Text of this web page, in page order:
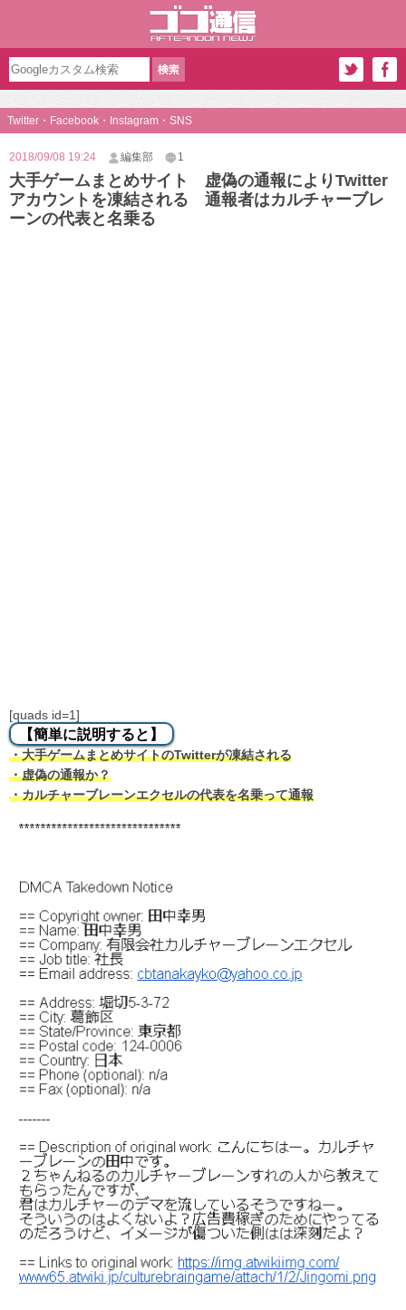
Twitter・Facebook・Instagram・SNS
2018/09/08 19:24 編集部 1
大手ゲームまとめサイト 虚偽の通報によりTwitter
アカウントを凍結される 通報者はカルチャーブレ
ーンの代表と名乗る
[quads id=1]
【簡単に説明すると】
・大手ゲームまとめサイトのTwitterが凍結される
・虚偽の通報か？
・カルチャーブレーンエクセルの代表を名乗って通報